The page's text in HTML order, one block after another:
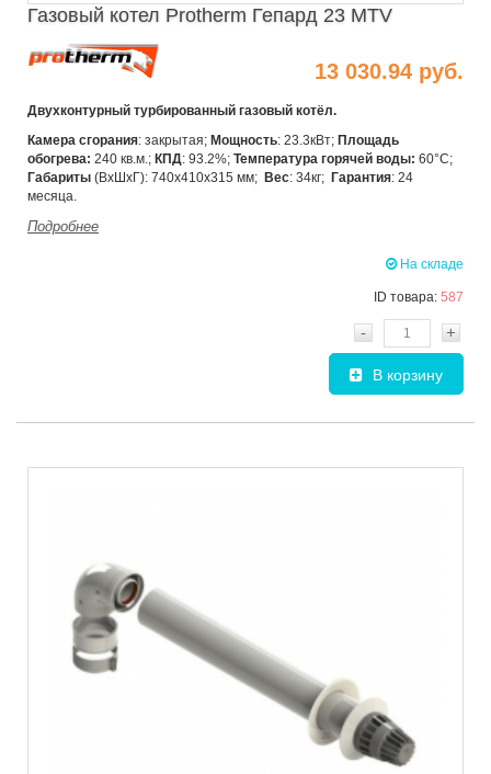
Газовый котел Protherm Гепард 23 MTV
13 030.94 руб.
Двухконтурный турбированный газовый котёл.
Камера сгорания: закрытая; Мощность: 23.3кВт; Площадь
обогрева: 240 кв.м.; КПД: 93.2%; Температура горячей воды: 60°C;
Габариты (ВхШхГ): 740x410x315 мм; Вес: 34кг; Гарантия: 24
месяца.
Подробнее
На складе
ID товара: 587
- +
В корзину